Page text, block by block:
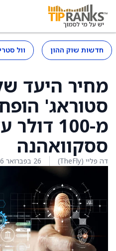
חדשות שוק ההון וול
מחיר היעד
מ-100
ססקוואהנה
דה פליי (TheFly) 26 בפברואר 2026